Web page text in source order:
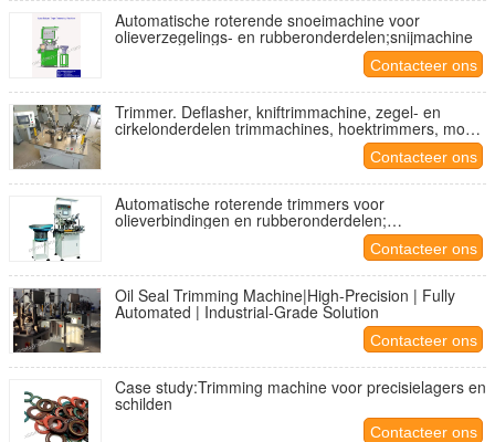
Automatische roterende snoeimachine voor
olieverzegelings- en rubberonderdelen;snijmachine
Contacteer ons
Trimmer. Deflasher, kniftrimmachine, zegel- en
cirkelonderdelen trimmachines, hoektrimmers, model
Contacteer ons
Automatische roterende trimmers voor
olieverbindingen en rubberonderdelen;
vacuümtrimmers; rubbertrimmers; hoektrimmers
Contacteer ons
Oil Seal Trimming Machine|High-Precision | Fully
Automated | Industrial-Grade Solution
Contacteer ons
Case study:Trimming machine voor precisielagers en
schilden
Contacteer ons